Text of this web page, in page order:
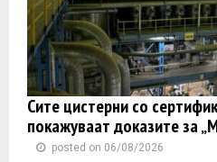
Сите цистерни со
покажуваат доказите за
posted on 06/08/2026